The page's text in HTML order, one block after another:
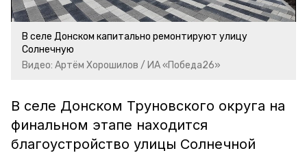
В селе Донском капитально ремонтируют улицу
Солнечную
Видео: Артём Хорошилов / ИА «Победа26»
В селе Донском Труновского округа на
финальном этапе находится
благоустройство улицы Солнечной